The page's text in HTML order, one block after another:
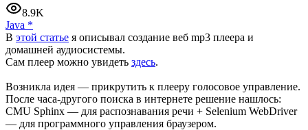
8.9K
Java *
В этой статье я описывал создание веб mp3 плеера и
домашней аудиосистемы.
Сам плеер можно увидеть здесь.
Возникла идея — прикрутить к плееру голосовое управление.
После часа-другого поиска в интернете решение нашлось:
CMU Sphinx — для распознавания речи + Selenium WebDriver
— для программного управления браузером.